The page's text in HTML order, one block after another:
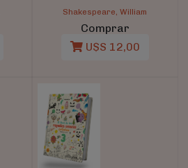
Shakespeare, William
Comprar
U$S 12,00